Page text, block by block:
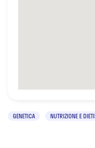
GENETICA NUTRIZIONE E